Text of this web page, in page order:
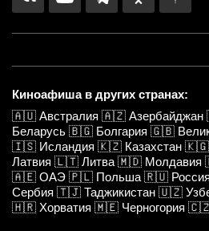
Киноафиша в других странах:
🇦🇺 Австралия 🇦🇿 Азербайджан
Беларусь 🇧🇬 Болгария 🇬🇧
🇮🇸 Исландия 🇰🇿 Казахстан 🇰🇬
Латвия 🇱🇹 Литва 🇲🇩 Молдавия
🇦🇪 ОАЭ 🇵🇱 Польша 🇷🇺 Россия
Сербия 🇹🇯 Таджикистан 🇺🇿
🇭🇷 Хорватия 🇲🇪 Черногория